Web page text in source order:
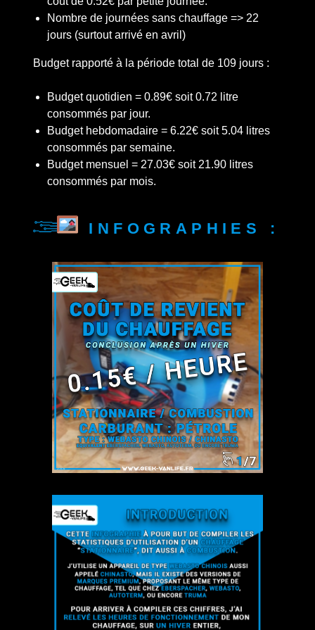
Nombre de journées sans chauffage => 22
jours (surtout arrivé en avril)
Budget rapporté à la période total de 109 jours :
Budget quotidien = 0.89€ soit 0.72 litre
consommés par jour.
Budget hebdomadaire = 6.22€ soit 5.04 litres
consommés par semaine.
Budget mensuel = 27.03€ soit 21.90 litres
consommés par mois.
Infographies :